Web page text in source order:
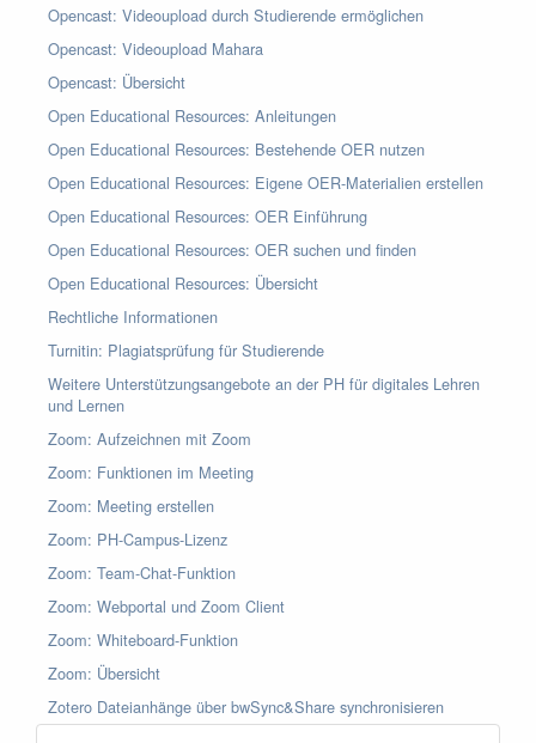
Opencast: Videoupload durch Studierende ermöglichen
Opencast: Videoupload Mahara
Opencast: Übersicht
Open Educational Resources: Anleitungen
Open Educational Resources: Bestehende OER nutzen
Open Educational Resources: Eigene OER-Materialien erstellen
Open Educational Resources: OER Einführung
Open Educational Resources: OER suchen und finden
Open Educational Resources: Übersicht
Rechtliche Informationen
Turnitin: Plagiatsprüfung für Studierende
Weitere Unterstützungsangebote an der PH für digitales Lehren
und Lernen
Zoom: Aufzeichnen mit Zoom
Zoom: Funktionen im Meeting
Zoom: Meeting erstellen
Zoom: PH-Campus-Lizenz
Zoom: Team-Chat-Funktion
Zoom: Webportal und Zoom Client
Zoom: Whiteboard-Funktion
Zoom: Übersicht
Zotero Dateianhänge über bwSync&Share synchronisieren